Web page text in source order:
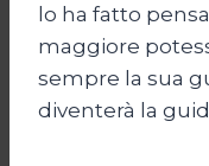
lo ha fatto
maggiore
sempre la sua
diventerà la